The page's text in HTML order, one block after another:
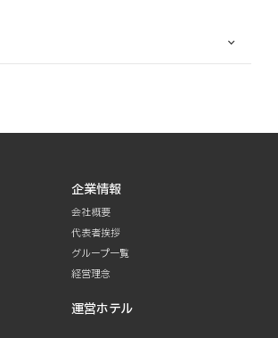
企業情報
会社概要
代表者挨拶
グループ一覧
経営理念
運営ホテル